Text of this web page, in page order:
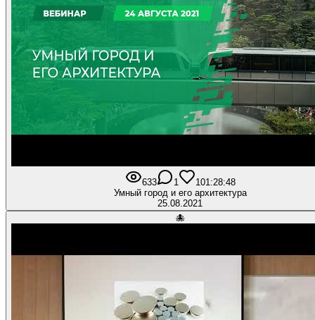
633 1 101:28:48
Умный город и его архитектура
25.08.2021
🐙